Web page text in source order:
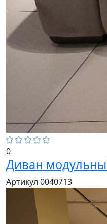
0
Диван
Артикул 0040713